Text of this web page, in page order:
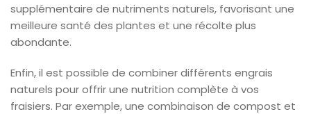
supplémentaire de nutriments naturels, favorisant une
meilleure santé des plantes et une récolte plus
abondante.
Enfin, il est possible de combiner différents engrais
naturels pour offrir une nutrition complète à vos
fraisiers. Par exemple, une combinaison de compost et